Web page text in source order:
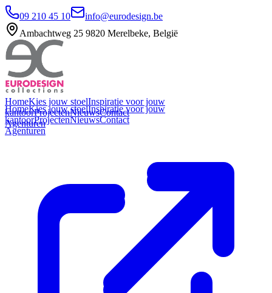
09 210 45 10
info@eurodesign.be
Ambachtweg 25 9820 Merelbeke, België
HomeKies jouw stoelInspiratie voor jouw
kantoorProjectenNieuwsContact
Agenturen
HomeKies jouw stoelInspiratie voor jouw
kantoorProjectenNieuwsContact
Agenturen